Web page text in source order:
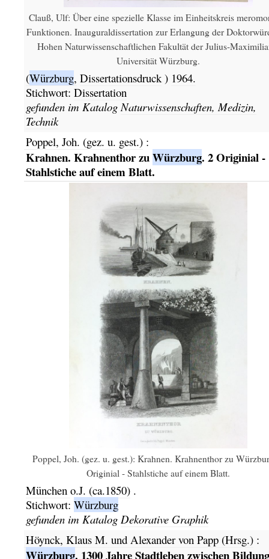
Clauß, Ulf: Über eine spezielle Klasse im Einheitskreis
Funktionen. Inauguraldissertation zur Erlangung der
Hohen Naturwissenschaftlichen Fakultät der Julius-
Universität Würzburg.
(Würzburg, Dissertationsdruck ) 1964.
Stichwort: Dissertation
gefunden im KatalogNaturwissenschaften, Medizin,
Technik
Poppel, Joh. (gez. u. gest.):
Krahnen. Krahnenthor zuWürzburg. 2 Originial -
Stahlstiche auf einem Blatt.
Poppel, Joh. (gez. u. gest.): Krahnen. Krahnenthor zu
Originial - Stahlstiche auf einem Blatt.
München o.J. (ca.1850) .
Stichwort: Würzburg
gefunden im Katalog Dekorative Graphik
Höynck, Klaus M. und Alexander von Papp (Hrsg.):
Würzburg. 1300 Jahre Stadtleben zwischen